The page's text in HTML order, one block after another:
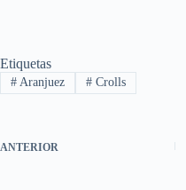
Etiquetas
#Aranjuez #Crolls
ANTERIOR